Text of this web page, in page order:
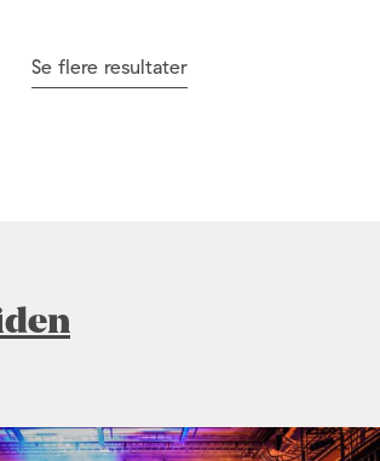
Se flere resultater